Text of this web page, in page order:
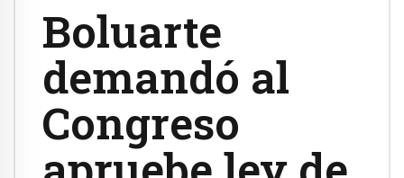
Boluarte
demandó al
Congreso